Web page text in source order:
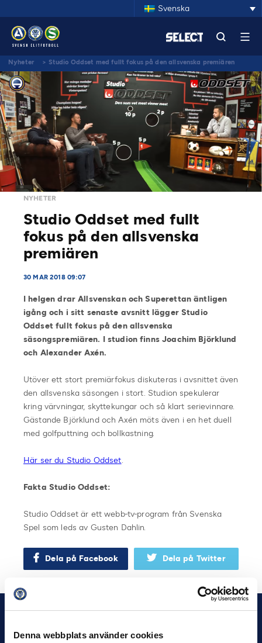
Denna webbplats använder cookies
Svenska
Nyheter > Studio Oddset med fullt fokus på den allsvenska premiären
NYHETER
Studio Oddset med fullt
fokus på den allsvenska
premiären
30 MAR 2018 09:07
I helgen drar Allsvenskan och Superettan äntligen
igång och i sitt senaste avsnitt lägger Studio
Oddset fullt fokus på den allsvenska
säsongspremiären. I studion finns Joachim Björklund
och Alexander Axén.
Utöver ett stort premiärfokus diskuteras i avsnittet även
den allsvenska säsongen i stort. Studion spekulerar
kring värvningar, skyttekungar och så klart serievinnare.
Gästande Björklund och Axén möts även i en het duell
med golfputtning och bollkastning.
Här ser du Studio Oddset.
Fakta Studio Oddset:
Studio Oddset är ett webb-tv-program från Svenska
Spel som leds av Gusten Dahlin.
Dela på Facebook Dela på Twitter